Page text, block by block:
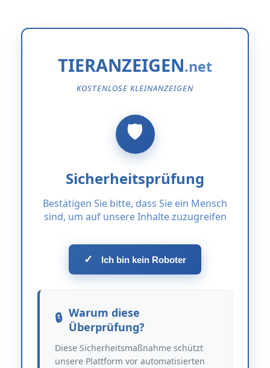
TIERANZEIGEN
KOSTENLOSE KLEINANZEIGEN
Sicherheitsprüfung
Bestätigen Sie bitte, dass Sie ein Mensch
sind, um auf unsere Inhalte zuzugreifen
✓ Ich bin kein Roboter
Warum diese
Überprüfung?
Diese Sicherheitsmaßnahme schützt
unsere Plattform vor automatisierten